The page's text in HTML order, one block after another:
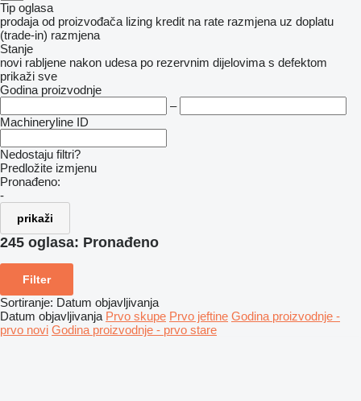
Tip oglasa
prodaja od proizvođača lizing kredit na rate razmjena uz doplatu
(trade-in) razmjena
Stanje
novi rabljene nakon udesa po rezervnim dijelovima s defektom
prikaži sve
Godina proizvodnje
–
Machineryline ID
Nedostaju filtri?
Predložite izmjenu
Pronađeno:
-
prikaži
245 oglasa: Pronađeno
Filter
Sortiranje: Datum objavljivanja
Datum objavljivanja Prvo skupe Prvo jeftine Godina proizvodnje -
prvo novi Godina proizvodnje - prvo stare